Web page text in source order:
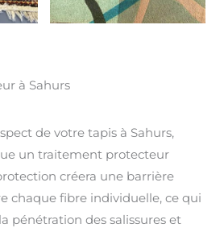
à Sahurs
de votre tapis à Sahurs,
un traitement protecteur
créera une barrière
chaque fibre individuelle, ce qui
pénétration des salissures et